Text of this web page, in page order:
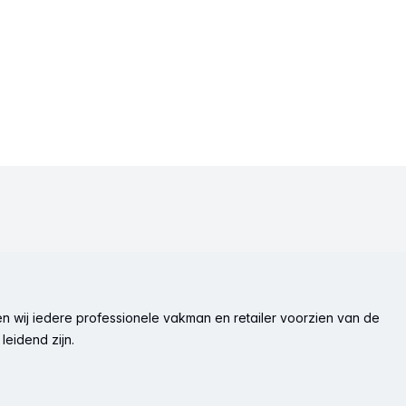
wij iedere professionele vakman en retailer voorzien van de
zijn.